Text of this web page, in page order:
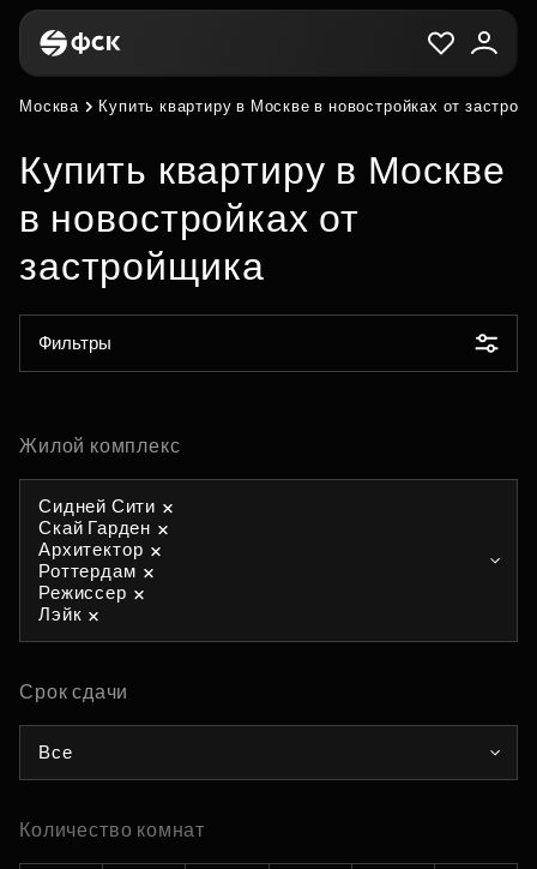
Москва Купить квартиру в Москве в новостройках от
Купить квартиру в Москве
в новостройках от
застройщика
Фильтры
Жилой комплекс
Сидней Сити
Скай Гарден
Архитектор
Роттердам
Режиссер
Лэйк
Срок сдачи
Все
Количество комнат